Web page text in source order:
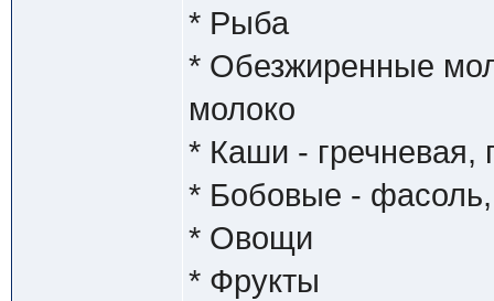
* Рыба
* Обезжиренные
молоко
* Каши - гречневая,
* Бобовые -
* Овощи
* Фрукты